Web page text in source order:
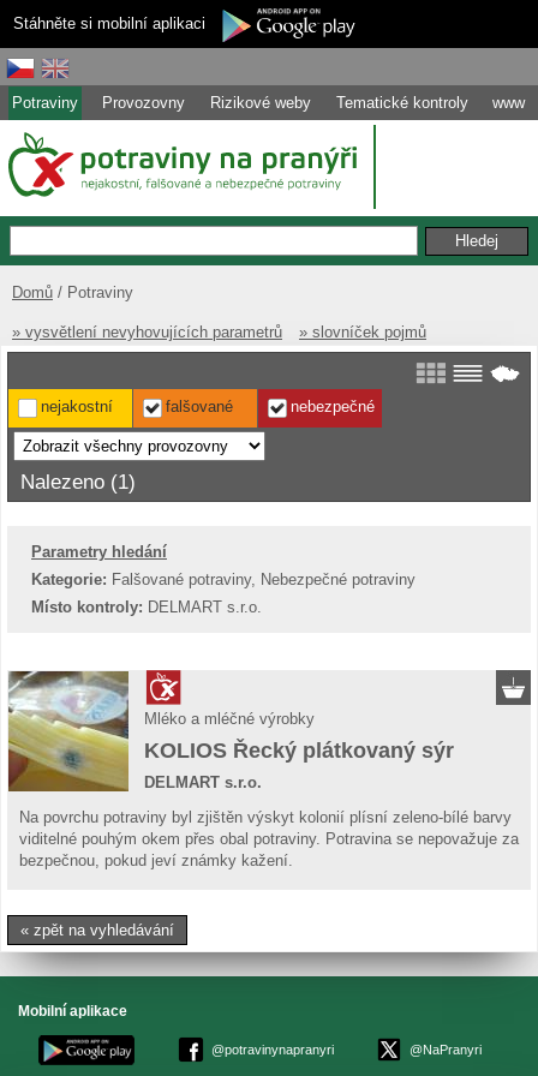
Stáhněte si mobilní aplikaci
Potraviny Provozovny Rizikové weby Tematické kontroly www
Domů Potraviny
» vysvětlení nevyhovujících parametrů » slovníček pojmů
nejakostní falšované nebezpečné
Nalezeno (1)
Parametry hledání
Kategorie: Falšované potraviny, Nebezpečné potraviny
Místo kontroly: DELMART s.r.o.
Mléko a mléčné výrobky
KOLIOS Řecký plátkovaný sýr
DELMART s.r.o.
Na povrchu potraviny byl zjištěn výskyt kolonií plísní zeleno-bílé barvy
viditelné pouhým okem přes obal potraviny. Potravina se nepovažuje za
bezpečnou, pokud jeví známky kažení.
« zpět na vyhledávání
Mobilní aplikace
@potravinynapranyri @NaPranyri